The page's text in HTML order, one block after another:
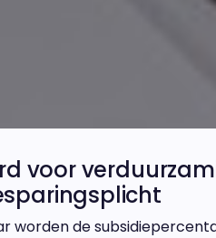
voor
worden de